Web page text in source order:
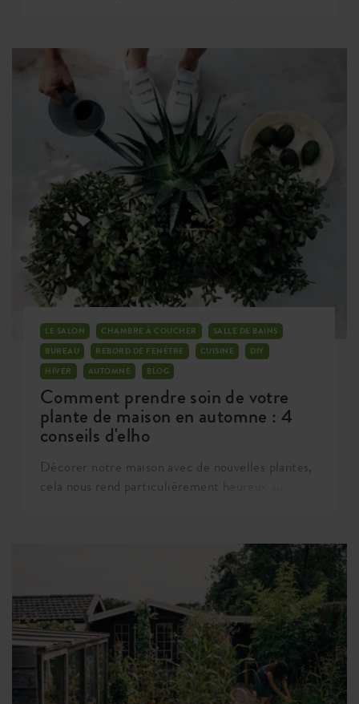
pour semer les graines de votre propre jardin de
fleurs à couper, adapté à vos goûts personnels.
Même alors que le mois de mai se déroule, vous
pouvez planter les graines qui donneront
naissance à des bouquets pour cet été.
Embarquons ensemble dans cette aventure !
LE SALON CHAMBRE À COUCHER
SALLE DE BAINS
BUREAU
REBORD DE FENÊTRE CUISINE
DIY
HIVER
AUTOMNE BLOG
Comment prendre soin de votre
plante de maison en automne : 4
conseils d'elho
Décorer notre maison avec de nouvelles plantes,
cela nous rend particulièrement heureux au
connue non pas une, mais deux fois par an.
Comme maintenant, en automne. Il commence
lentement à faire froid, nous rallumons le
chauffage (ou peut-être pas) et pour de
nombreuses plantes, l'automne est également
connu comme une période de repos. Mais qu'est-
ce que cela signifie réellement pour l'entretien
de votre nouvel espace vert à la maison ?